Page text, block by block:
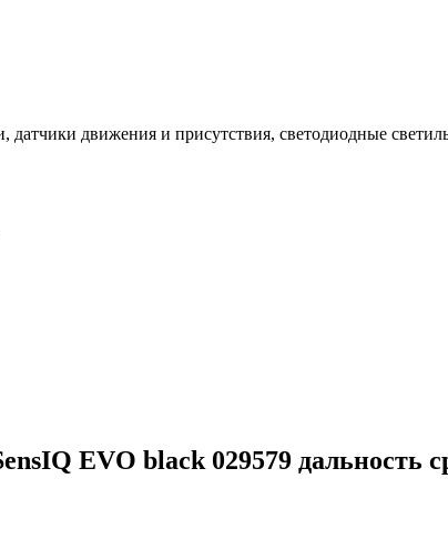
датчики движения и присутствия, светодиодные
EVO black 029579 дальность